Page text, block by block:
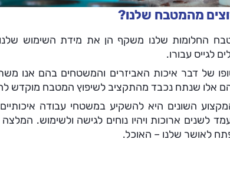
מהמטבח שלנו?
החלומות שלנו משקף הן את מידת השימוש
לגייס עבורו.
של דבר איכות האביזרים והמשטחים בהם אנו
הם אלו שנתח נכבד מהתקציב לשיפוץ המטבח מוקדש
השונים היא להשקיע במשטחי עבודה
לשנים ארוכות ויהיו נוחים לגישה ולשימוש.
לאושר שלנו – האוכל.